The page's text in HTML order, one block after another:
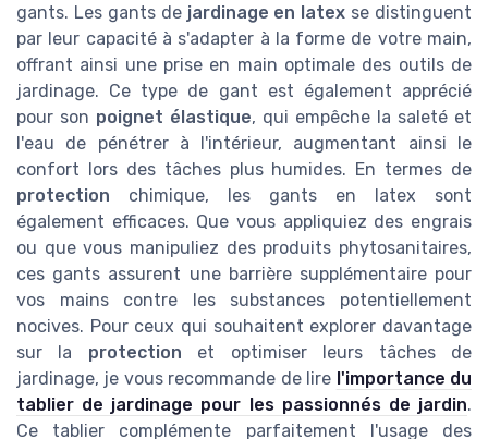
gants. Les gants de jardinage en latex se distinguent
par leur capacité à s'adapter à la forme de votre main,
offrant ainsi une prise en main optimale des outils de
jardinage. Ce type de gant est également apprécié
pour son poignet élastique, qui empêche la saleté et
l'eau de pénétrer à l'intérieur, augmentant ainsi le
confort lors des tâches plus humides. En termes de
protection chimique, les gants en latex sont
également efficaces. Que vous appliquiez des engrais
ou que vous manipuliez des produits phytosanitaires,
ces gants assurent une barrière supplémentaire pour
vos mains contre les substances potentiellement
nocives. Pour ceux qui souhaitent explorer davantage
sur la protection et optimiser leurs tâches de
jardinage, je vous recommande de lire l'importance du
tablier de jardinage pour les passionnés de jardin.
Ce tablier complémente parfaitement l'usage des